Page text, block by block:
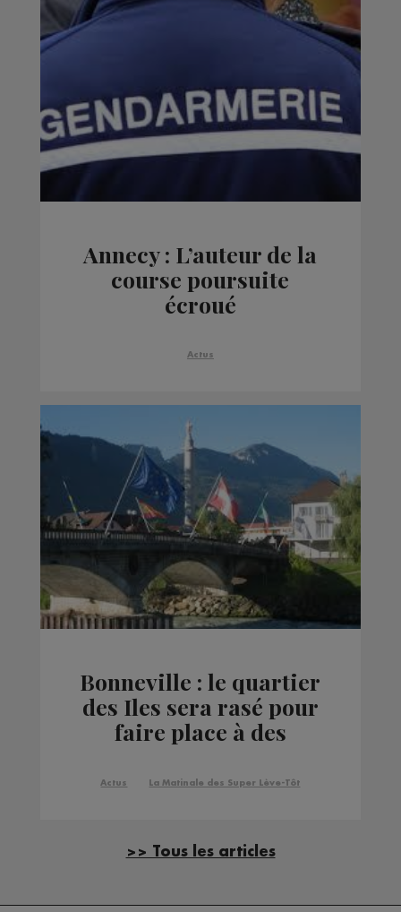
Annecy : L’auteur de la
course poursuite
écroué
Actus
Bonneville : le quartier
des Iles sera rasé pour
faire place à des
Actus La Matinale des Super Lève-Tôt
>> Tous les articles